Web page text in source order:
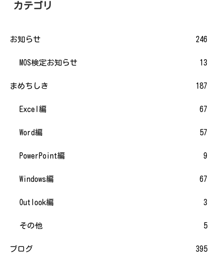
カテゴリ
お知らせ 246
MOS検定お知らせ 13
まめちしき 187
Excel編 67
Word編 57
PowerPoint編 9
Windows編 67
Outlook編 3
その他 5
ブログ 395